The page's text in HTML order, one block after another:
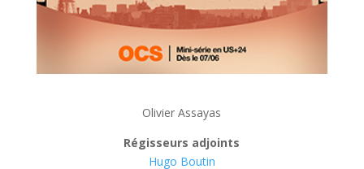
Olivier Assayas
Régisseurs adjoints
Hugo Boutin